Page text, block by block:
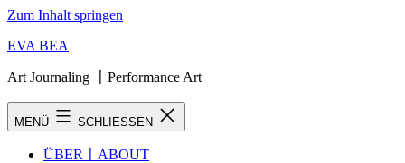
Zum Inhalt springen
EVA BEA
Art Journaling 〡Performance Art
MENÜ SCHLIESSEN
ÜBER〡ABOUT